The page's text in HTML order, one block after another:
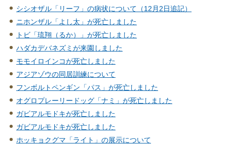
シシオザル「リーフ」の病状について（12月2日追記）
ニホンザル「よし太」が死亡しました
トビ「琉翔（るか）」が死亡しました
ハダカデバネズミが来園しました
モモイロインコが死亡しました
アジアゾウの同居訓練について
フンボルトペンギン「パス」が死亡しました
オグロプレーリードッグ「ナミ」が死亡しました
ガビアルモドキが死亡しました
ガビアルモドキが死亡しました
ホッキョクグマ「ライト」の展示について